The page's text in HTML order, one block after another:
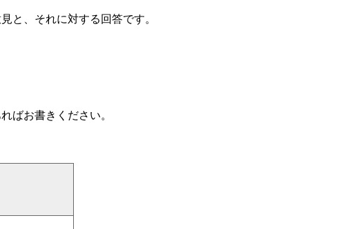
と、それに対する回答です。
ばお書きください。